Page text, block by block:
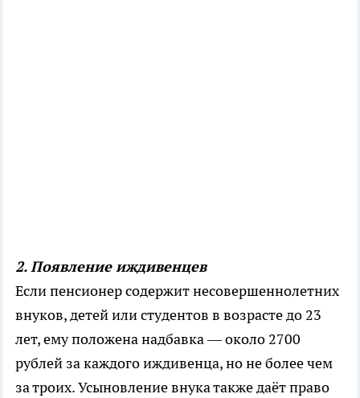
2. Появление иждивенцев
Если пенсионер содержит несовершеннолетних
внуков, детей или студентов в возрасте до 23
лет, ему положена надбавка — около 2700
рублей за каждого иждивенца, но не более чем
за троих. Усыновление внука также даёт право